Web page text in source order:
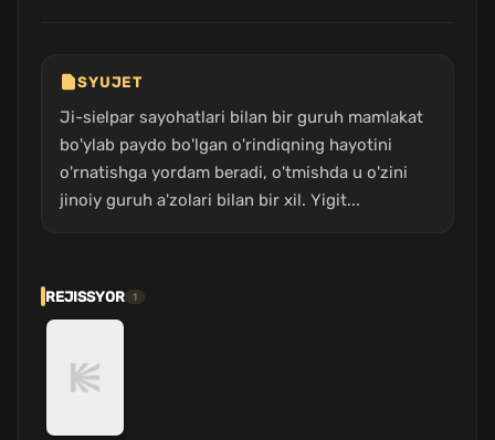
SYUJET
Ji-sielpar sayohatlari bilan bir guruh mamlakat
bo'ylab paydo bo'lgan o'rindiqning hayotini
o'rnatishga yordam beradi, o'tmishda u o'zini
jinoiy guruh a'zolari bilan bir xil. Yigit...
REJISSYOR 1